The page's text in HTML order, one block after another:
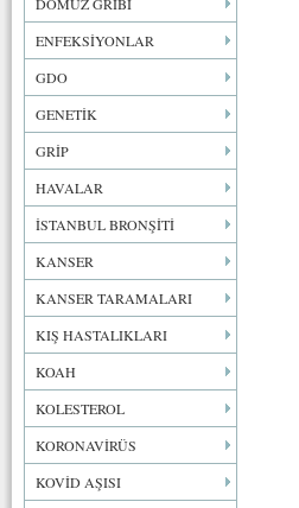
ENFEKSİYONLAR
GDO
GENETİK
GRİP
HAVALAR
İSTANBUL BRONŞİTİ
KANSER
KANSER TARAMALARI
KIŞ HASTALIKLARI
KOAH
KOLESTEROL
KORONAVİRÜS
KOVİD AŞISI